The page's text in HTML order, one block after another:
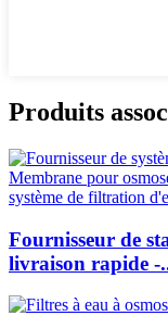
Produits
Fournisseur de
livraison rapide -